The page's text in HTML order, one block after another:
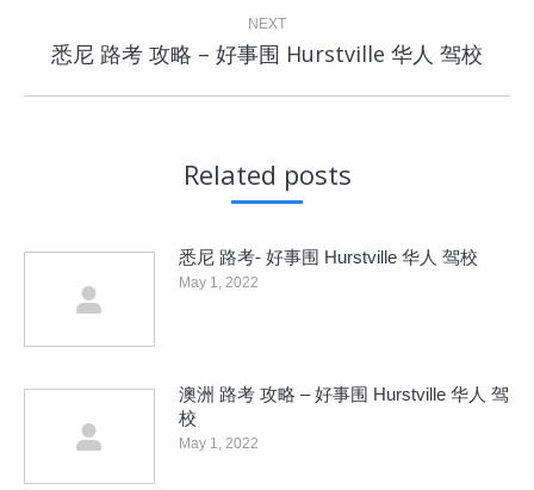
NEXT
Next
post:
悉尼 路考 攻略 – 好事围 Hurstville 华人 驾校
Related posts
悉尼 路考- 好事围 Hurstville 华人 驾校
May 1, 2022
澳洲 路考 攻略 – 好事围 Hurstville 华人 驾
校
May 1, 2022